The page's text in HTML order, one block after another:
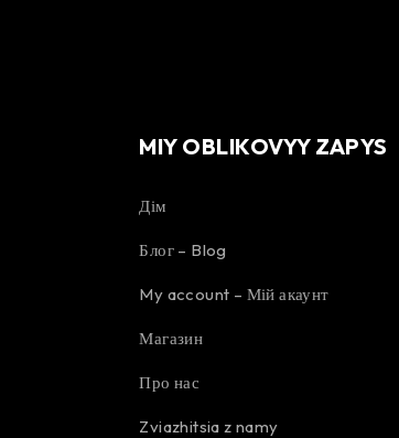
MIY OBLIKOVYY ZAPYS
Дім
Блог – Blog
My account – Мій акаунт
Магазин
Про нас
Zviazhitsia z namy